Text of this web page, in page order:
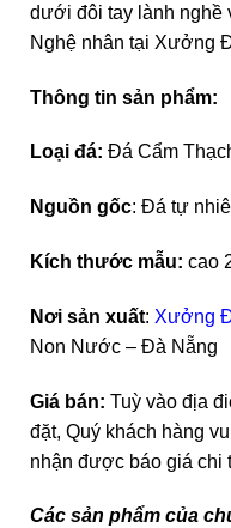
dưới đôi tay lành nghề
Nghệ nhân tại Xưởng
Thông tin sản phẩm:
Loại đá: Đá Cẩm
Nguồn gốc: Đá tự
Kích thước mẫu: cao
Nơi sản xuất: Xưởng
Non Nước – Đà Nẵng
Giá bán: Tuỳ vào địa
đặt, Quý khách hàng
nhận được báo giá chi
Các sản phẩm của